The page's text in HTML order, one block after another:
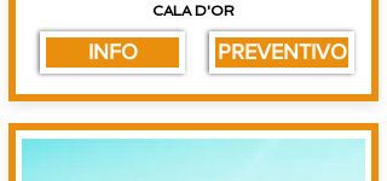
CALA D'OR
INFO PREVENTIVO